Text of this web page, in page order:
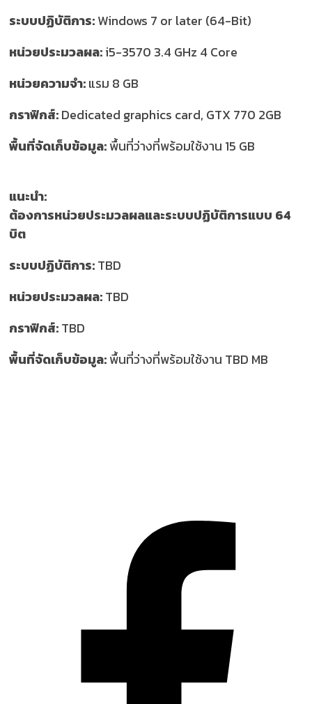
ระบบปฏิบัติการ:Windows 7 or later (64-Bit)
หน่วยประมวลผล:i5-3570 3.4 GHz 4 Core
หน่วยความจำ:แรม 8 GB
กราฟิกส์:Dedicated graphics card, GTX 770 2GB
พื้นที่จัดเก็บข้อมูล:พื้นที่ว่างที่พร้อมใช้งาน 15 GB
แนะนำ:
ต้องการหน่วยประมวลผลและระบบปฏิบัติการแบบ 64
บิต
ระบบปฏิบัติการ:TBD
หน่วยประมวลผล:TBD
กราฟิกส์:TBD
พื้นที่จัดเก็บข้อมูล:พื้นที่ว่างที่พร้อมใช้งาน TBD MB